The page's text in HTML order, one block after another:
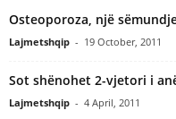
Osteoporoza, një
Lajmetshqip - 19 October, 2011
Sot shënohet 2-vjetori i
Lajmetshqip - 4 April, 2011